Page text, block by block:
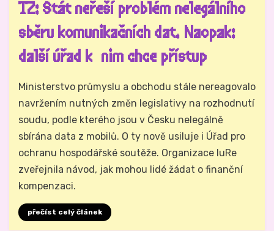
TZ: Stát neřeší problém nelegálního
sběru komunikačních dat. Naopak:
další úřad k nim chce přístup
Autor Hynek Trojánek
Ministerstvo průmyslu a obchodu stále nereagovalo
navržením nutných změn legislativy na rozhodnutí
soudu, podle kterého jsou v Česku nelegálně
sbírána data z mobilů. O ty nově usiluje i Úřad pro
ochranu hospodářské soutěže. Organizace IuRe
zveřejnila návod, jak mohou lidé žádat o finanční
kompenzaci.
přečíst celý článek